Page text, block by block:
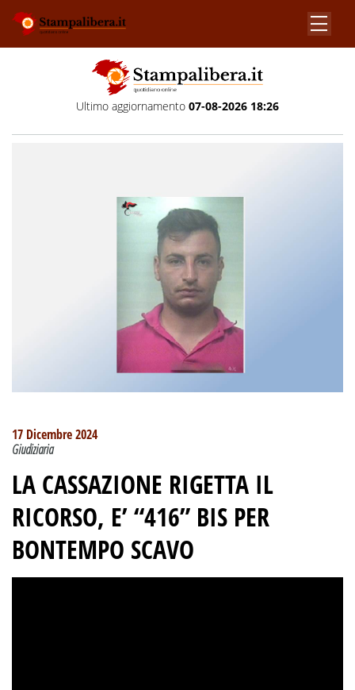
Ultimo aggiornamento 07-08-2026 18:26
17 Dicembre 2024
Giudiziaria
LA CASSAZIONE RIGETTA IL
RICORSO, E’ “416” BIS PER
BONTEMPO SCAVO